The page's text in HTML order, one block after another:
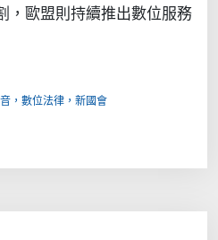
，歐盟則持續推出數位服務
，數位法律，新國會